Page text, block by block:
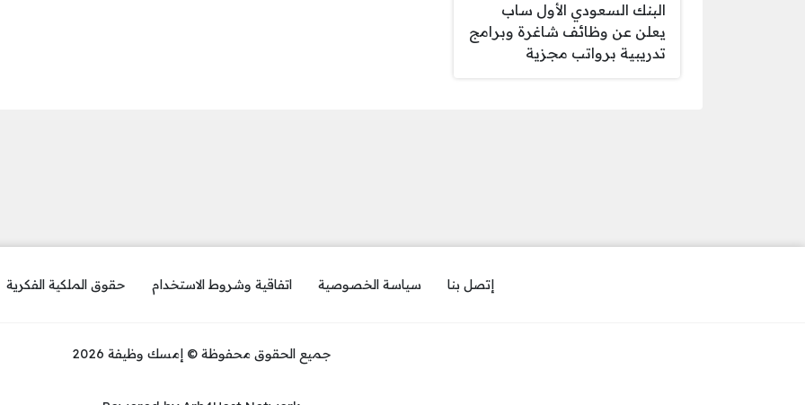
البنك السعودي الأول ساب
يعلن عن وظائف شاغرة وبرامج
تدريبية برواتب مجزية
إتصل بنا سياسة الخصوصية اتفاقية وشروط الاستخدام حقوق الملكية الفكرية
جميع الحقوق محفوظة © إمسك وظيفة 2026